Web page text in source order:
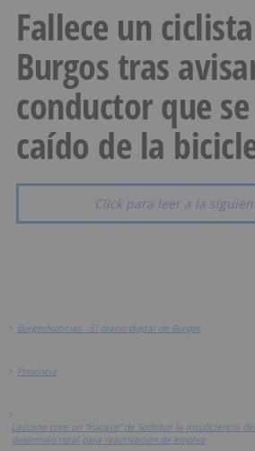
Fallece un
Burgos tras
conductor que
caído de la
Click para leer a la
> BurgosNoticias - El diario digital de Burgos
> Provincia
>
Lezcano cree un “fracaso” de Sodebur la insuficiencia
desarrollo rural para reactivación de empleo